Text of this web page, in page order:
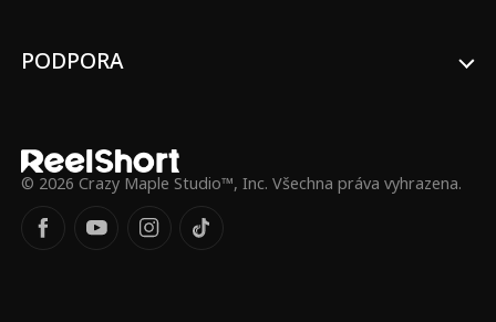
PODPORA
© 2026 Crazy Maple Studio™, Inc. Všechna práva vyhrazena.